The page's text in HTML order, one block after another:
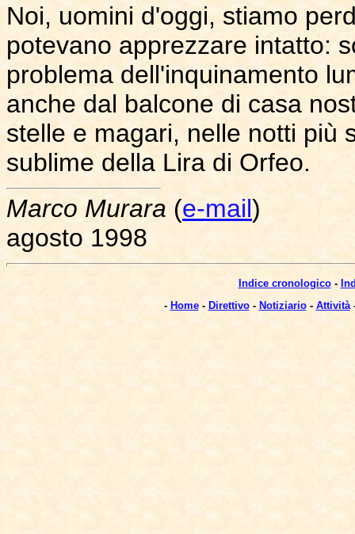
Noi, uomini d'oggi, stiamo
potevano apprezzare intatto:
problema dell'inquinamento
anche dal balcone di casa
stelle e magari, nelle notti più
sublime della Lira di Orfeo.
Marco Murara (e-mail)
agosto 1998
Indice cronologico-
- Home- Direttivo- Notiziario- Attività